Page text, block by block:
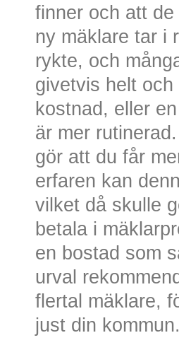
finner och att
ny mäklare tar i
rykte, och
givetvis helt
kostnad, eller
är mer
gör att du får
erfaren kan
vilket då skulle
betala i
en bostad som
urval
flertal mäklare,
just din kommun.